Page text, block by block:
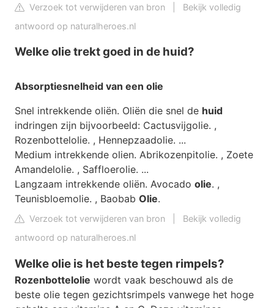
Verzoek tot verwijderen van bron
Bekijk volledig
antwoord op naturalheroes.nl
Welke olie trekt goed in de huid?
Absorptiesnelheid van een olie
Snel intrekkende oliën. Oliën die snel de huid
indringen zijn bijvoorbeeld: Cactusvijgolie. ,
Rozenbottelolie. , Hennepzaadolie. ...
Medium intrekkende olien. Abrikozenpitolie. , Zoete
Amandelolie. , Saffloerolie. ...
Langzaam intrekkende oliën. Avocado olie. ,
Teunisbloemolie. , Baobab Olie.
Verzoek tot verwijderen van bron
Bekijk volledig
antwoord op naturalheroes.nl
Welke olie is het beste tegen rimpels?
Rozenbottelolie wordt vaak beschouwd als de
beste olie tegen gezichtsrimpels vanwege het hoge